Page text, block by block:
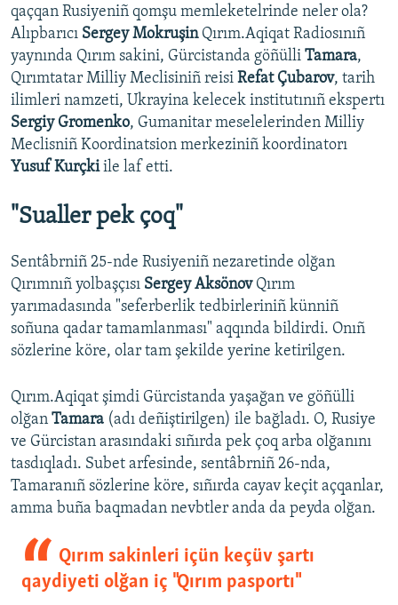
qaçqan Rusiyeniñ qomşu memleketelrinde neler ola?
Alıpbarıcı Sergey Mokruşin Qırım.Aqiqat Radiosınıñ
yaynında Qırım sakini, Gürcistanda göñülli Tamara,
Qırımtatar Milliy Meclisiniñ reisi Refat Çubarov, tarih
ilimleri namzeti, Ukrayina kelecek institutınıñ ekspertı
Sergiy Gromenko, Gumanitar meselelerinden Milliy
Meclisniñ Koordinatsion merkeziniñ koordinatorı
Yusuf Kurçkiile laf etti.
"Sualler pek çoq"
Sentâbrniñ 25-nde Rusiyeniñ nezaretinde olğan
Qırımnıñ yolbaşçısı Sergey AksönovQırım
yarımadasında "seferberlik tedbirleriniñ künniñ
soñuna qadar tamamlanması" aqqında bildirdi. Onıñ
sözlerine köre, olar tam şekilde yerine ketirilgen.
Qırım.Aqiqat şimdi Gürcistanda yaşağan ve göñülli
olğan Tamara (adı deñiştirilgen) ile bağladı. O, Rusiye
ve Gürcistan arasındaki sıñırda pek çoq arba olğanını
tasdıqladı. Subet arfesinde, sentâbrniñ 26-nda,
Tamaranıñ sözlerine köre, sıñırda cayav keçit açqanlar,
amma buña baqmadan nevbtler anda da peyda olğan.
Qırım sakinleri içün keçüv şartı
qaydiyeti olğan iç "Qırım pasportı"